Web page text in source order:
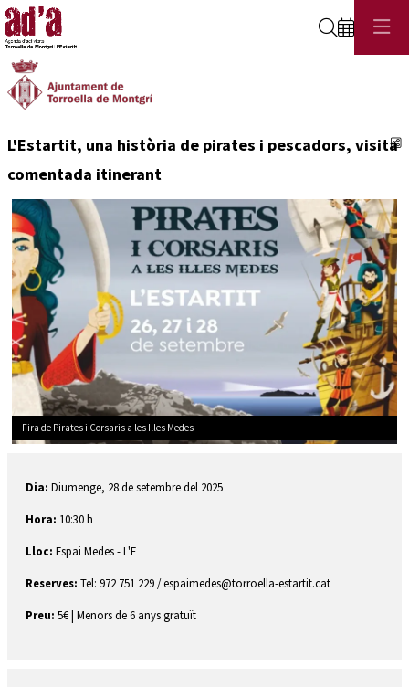
Cerca
L'Estartit, una història de pirates i pescadors, visita
comentada itinerant
Fira de Pirates i Corsaris a les Illes Medes
Dia: Diumenge, 28 de setembre del 2025
Hora: 10:30 h
Lloc: Espai Medes - L'E
Reserves: Tel: 972 751 229 / espaimedes@torroella-estartit.cat
Preu: 5€ | Menors de 6 anys gratuït